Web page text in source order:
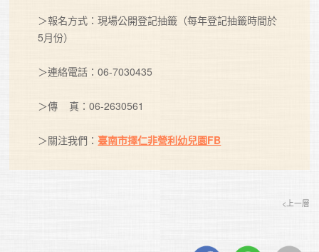
＞報名方式：現場公開登記抽籤（每年登記抽籤時間於
5月份）
＞連絡電話：06-7030435
＞傳    真：06-2630561
＞關注我們： 臺南市擇仁非營利幼兒園FB
<上一層